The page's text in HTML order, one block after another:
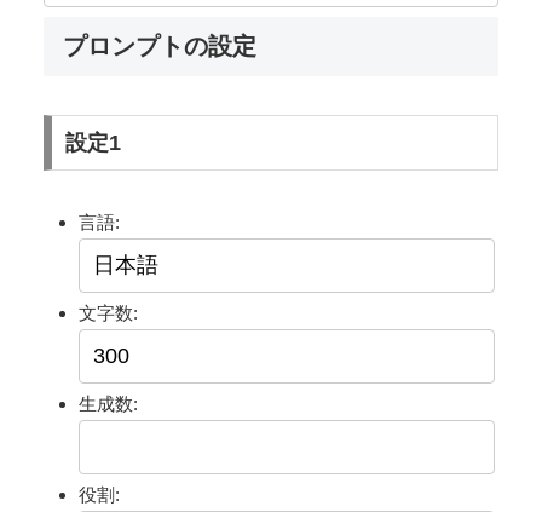
プロンプトの設定
設定1
言語:
文字数:
生成数:
役割: